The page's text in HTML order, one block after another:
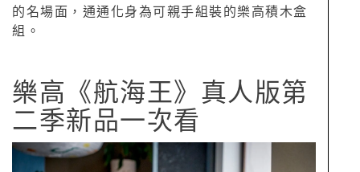
的名場面，通通化身為可親手組裝的樂高積木盒
組。
樂高《航海王》真人版第
二季新品一次看